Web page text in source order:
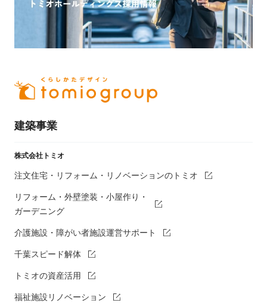
建築事業
株式会社トミオ
注文住宅・リフォーム・リノベーションのトミオ
リフォーム・外壁塗装・小屋作り・
ガーデニング
介護施設・障がい者施設運営サポート
千葉スピード解体
トミオの資産活用
福祉施設リノベーション